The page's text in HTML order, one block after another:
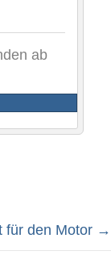
ab
für den Motor →